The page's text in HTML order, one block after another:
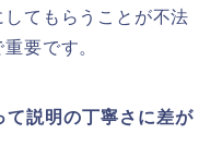
てもらうことが不法
要です。
て説明の丁寧さに差が